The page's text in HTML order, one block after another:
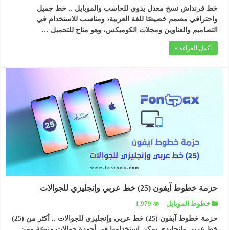
خط قرنداش نسخ معدل يدوي للحاسب والموبايل .. خط جميل
واحترافي مصمم خصيصًا للغة العربية، ومناسب للاستخدام في
التصاميم والعناوين ومجلات الكوميكس، وهو متاح للتحميل …
أكمل القراءة »
حزمة خطوط آيفون (25) خط عربي وإنجليزي للجوالات
خطوط الموبايل
1,979
حزمة خطوط آيفون (25) خط عربي وإنجليزي للجوالات .. أكثر من (25)